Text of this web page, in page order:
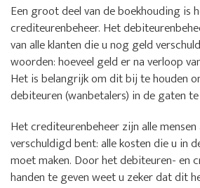
Een groot deel van de boekhouding is
crediteurenbeheer. Het
van alle klanten die u nog geld
woorden: hoeveel geld er na verloop
Het is belangrijk om dit bij te houden
debiteuren (wanbetalers) in de gaten
Het crediteurenbeheer zijn alle
verschuldigd bent: alle kosten die u in
moet maken. Door het debiteuren- en
handen te geven weet u zeker dat dit